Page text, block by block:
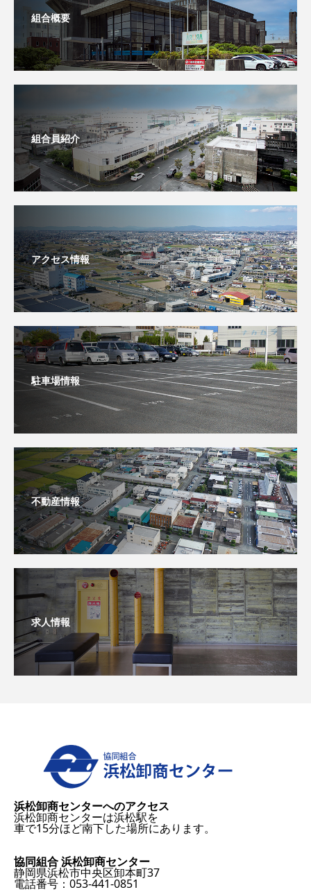
組合概要
組合員紹介
アクセス情報
駐車場情報
不動産情報
求人情報
浜松卸商センターへのアクセス
浜松卸商センターは浜松駅を
車で15分ほど南下した場所にあります。
協同組合 浜松卸商センター
静岡県浜松市中央区卸本町37
電話番号：053-441-0851